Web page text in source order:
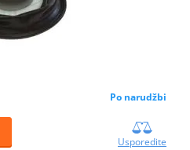
Po narudžbi
Usporedite